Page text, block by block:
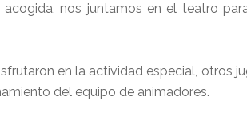
nos juntamos en el teatro
en la actividad especial, otros
del equipo de animadores.